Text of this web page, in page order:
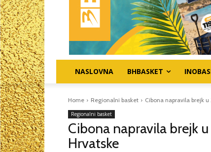
NASLOVNA BHBASKET
Home Regionalni basket Cibona napravila brejk
Regionalni basket
Cibona napravila brejk
Hrvatske